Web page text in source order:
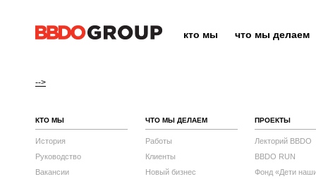
кто мы что мы делаем
-->
КТО МЫ
История
Руководство
Вакансии
ЧТО МЫ ДЕЛАЕМ
Работы
Клиенты
Новый бизнес
ПРОЕКТЫ
Лекторий BBDO
BBDO RUN
Фонд «Дети